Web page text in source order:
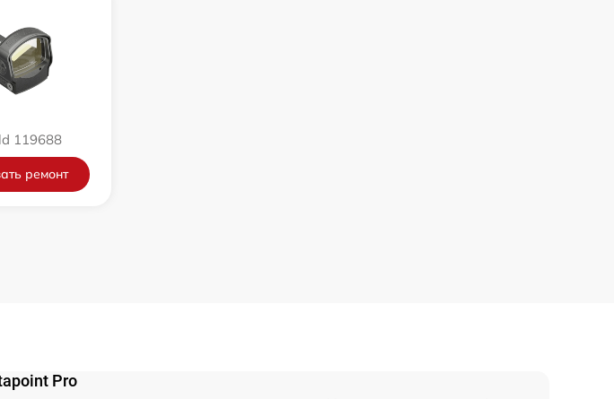
119688
ремонт
Pro